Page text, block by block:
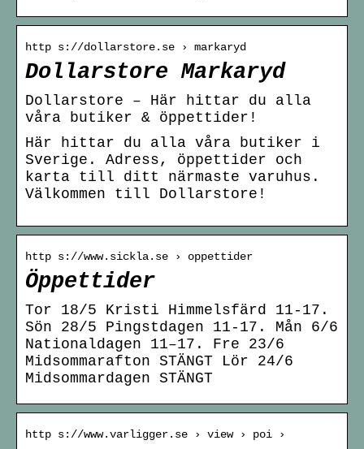
http s://dollarstore.se › markaryd
Dollarstore Markaryd
Dollarstore – Här hittar du alla
våra butiker & öppettider!
Här hittar du alla våra butiker i
Sverige. Adress, öppettider och
karta till ditt närmaste varuhus.
Välkommen till Dollarstore!
http s://www.sickla.se › oppettider
Öppettider
Tor 18/5 Kristi Himmelsfärd 11-17.
Sön 28/5 Pingstdagen 11-17. Mån 6/6
Nationaldagen 11–17. Fre 23/6
Midsommarafton STÄNGT Lör 24/6
Midsommardagen STÄNGT
http s://www.varligger.se › view › poi ›